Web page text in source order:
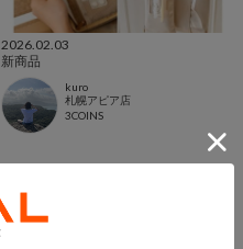
2026.02.03
新商品
kuro
札幌アピア店
3COINS